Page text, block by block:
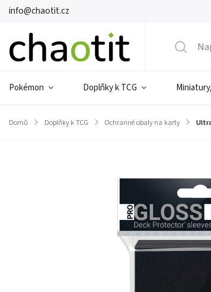
info@chaotit.cz
Pokémon Doplňky k TCG
Domů / Doplňky k TCG / Ochranné obaly na karty /